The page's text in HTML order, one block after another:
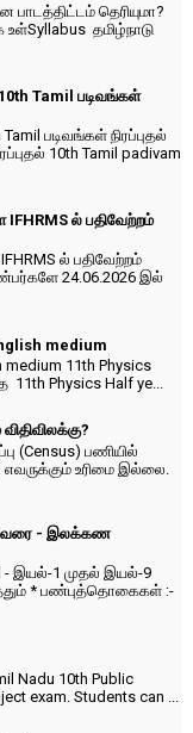
பாடத்திட்டம் தெரியுமா?
தமிழ்நாடு
Tamil படிவங்கள்
படிவங்கள் நிரப்புதல்
10th Tamil padivam
IFHRMS ல் பதிவேற்றம்
ல் பதிவேற்றம்
24.06.2026 இல்
medium
medium 11th Physics
11th Physics Half ye...
(Census) பணியில்
எவருக்கும் உரிமை இல்லை.
வரை - இலக்கண
- இயல்-1 முதல் இயல்-9
* பண்புத்தொகைகள் :-
Nadu 10th Public
exam. Students can ...